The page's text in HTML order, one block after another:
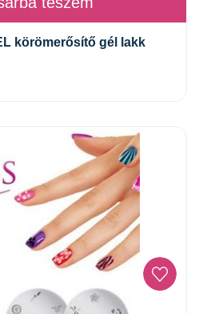
körömerősítő gél lakk